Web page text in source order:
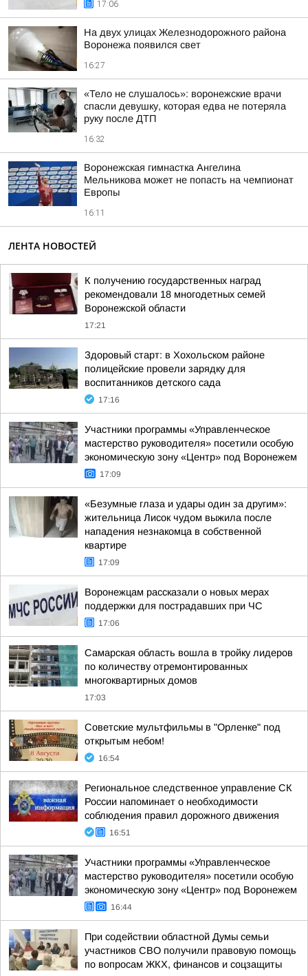
17:06
На двух улицах Железнодорожного района
Воронежа появился свет
16:27
«Тело не слушалось»: воронежские врачи
спасли девушку, которая едва не потеряла
руку после ДТП
16:32
Воронежская гимнастка Ангелина
Мельникова может не попасть на чемпионат
Европы
16:11
ЛЕНТА НОВОСТЕЙ
К получению государственных наград
рекомендовали 18 многодетных семей
Воронежской области
17:21
Здоровый старт: в Хохольском районе
полицейские провели зарядку для
воспитанников детского сада
17:16
Участники программы «Управленческое
мастерство руководителя» посетили особую
экономическую зону «Центр» под Воронежем
17:09
«Безумные глаза и удары один за другим»:
жительница Лисок чудом выжила после
нападения незнакомца в собственной
квартире
17:09
Воронежцам рассказали о новых мерах
поддержки для пострадавших при ЧС
17:06
Самарская область вошла в тройку лидеров
по количеству отремонтированных
многоквартирных домов
17:03
Советские мультфильмы в "Орленке" под
открытым небом!
16:54
Региональное следственное управление СК
России напоминает о необходимости
соблюдения правил дорожного движения
16:51
Участники программы «Управленческое
мастерство руководителя» посетили особую
экономическую зону «Центр» под Воронежем
16:44
При содействии областной Думы семьи
участников СВО получили правовую помощь
по вопросам ЖКХ, финансов и соцзащиты